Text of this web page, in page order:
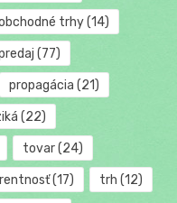
trhy(14)
(77)
propagácia (21)
(22)
tovar(24)
(17) trh (12)